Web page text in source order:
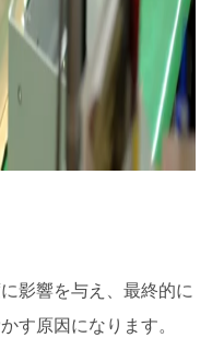
影響を与え、最終的に
す原因になります。